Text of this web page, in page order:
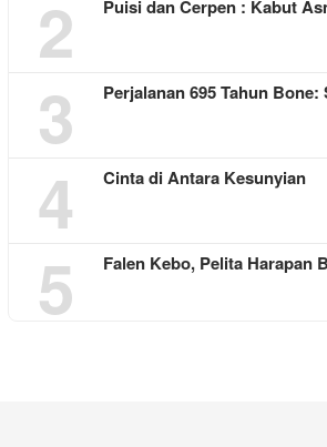
2 Puisi dan Cerpen : Kabut
3 Perjalanan 695 Tahun
4 Cinta di Antara Kesunyian
5 Falen Kebo, Pelita Harapan